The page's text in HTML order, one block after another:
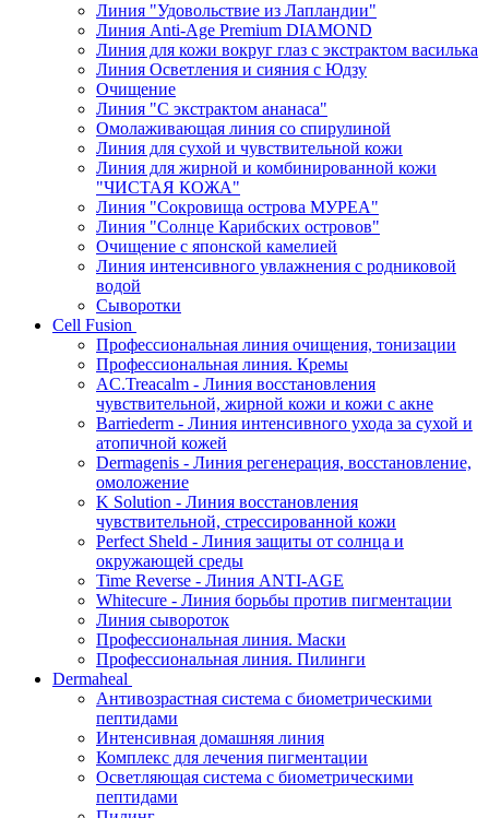
Линия "Удовольствие из Лапландии"
Линия Anti-Age Premium DIAMOND
Линия для кожи вокруг глаз с экстрактом василька
Линия Осветления и сияния с Юдзу
Очищение
Линия "С экстрактом ананаса"
Омолаживающая линия со спирулиной
Линия для сухой и чувствительной кожи
Линия для жирной и комбинированной кожи
"ЧИСТАЯ КОЖА"
Линия "Сокровища острова МУРЕА"
Линия "Солнце Карибских островов"
Очищение с японской камелией
Линия интенсивного увлажнения с родниковой
водой
Сыворотки
Cell Fusion
Профессиональная линия очищения, тонизации
Профессиональная линия. Кремы
AC.Treacalm - Линия восстановления
чувствительной, жирной кожи и кожи с акне
Barriederm - Линия интенсивного ухода за сухой и
атопичной кожей
Dermagenis - Линия регенерация, восстановление,
омоложение
K Solution - Линия восстановления
чувствительной, стрессированной кожи
Perfect Sheld - Линия защиты от солнца и
окружающей среды
Time Reverse - Линия ANTI-AGE
Whitecure - Линия борьбы против пигментации
Линия сывороток
Профессиональная линия. Маски
Профессиональная линия. Пилинги
Dermaheal
Антивозрастная система с биометрическими
пептидами
Интенсивная домашняя линия
Комплекс для лечения пигментации
Осветляющая система с биометрическими
пептидами